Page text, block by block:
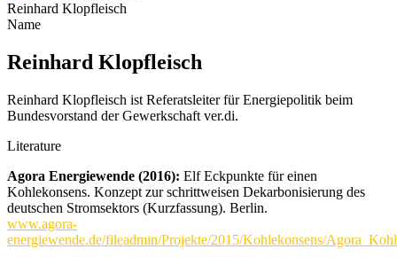
Reinhard Klopfleisch
Name
Reinhard Klopfleisch
Reinhard Klopfleisch ist Referatsleiter für Energiepolitik beim
Bundesvorstand der Gewerkschaft ver.di.
Literature
Agora Energiewende (2016): Elf Eckpunkte für einen
Kohlekonsens. Konzept zur schrittweisen Dekarbonisierung des
deutschen Stromsektors (Kurzfassung). Berlin.
www.agora-
energiewende.de/fileadmin/Projekte/2015/Kohlekonsens/